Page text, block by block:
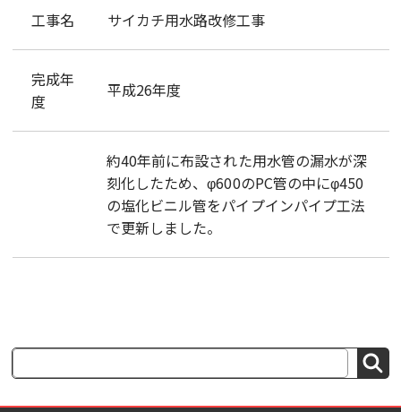
工事名 サイカチ用水路改修工事
完成年
度
平成26年度
約40年前に布設された用水管の漏水が深
刻化したため、φ600のPC管の中にφ450
の塩化ビニル管をパイプインパイプ工法
で更新しました。
検